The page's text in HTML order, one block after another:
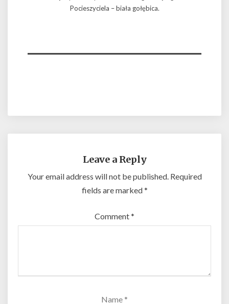
Pocieszyciela – biała gołębica.
Leave a Reply
Your email address will not be published. Required
fields are marked*
Comment*
Name *